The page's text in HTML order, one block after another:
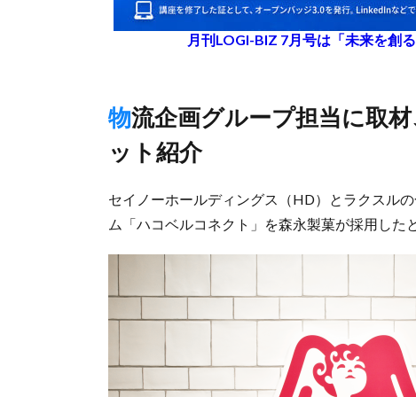
月刊LOGI-BIZ 7月号は「未来を創
物流企画グループ担当に取材、配車関係コスト3割減などメリ
ット紹介
セイノーホールディングス（HD）とラクスル
ム「ハコベルコネクト」を森永製菓が採用した